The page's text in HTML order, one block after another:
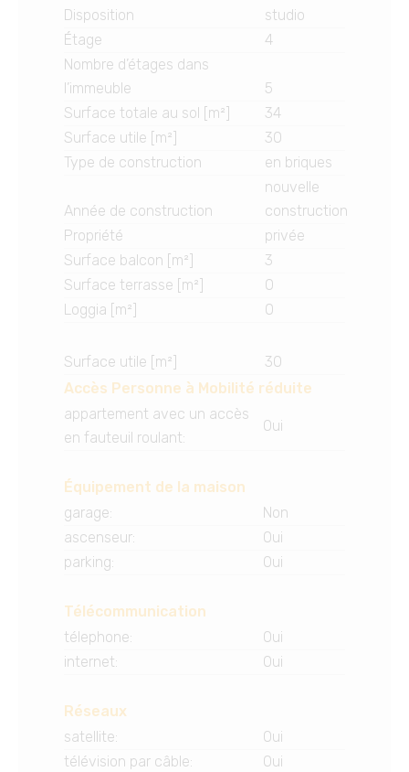
Disposition
studio
Étage
4
Nombre d’étages dans
l’immeuble
5
Surface totale au sol [m²]
34
Surface utile [m²]
30
Type de construction
en briques
Année de construction
nouvelle
construction
Propriété
privée
Surface balcon [m²]
3
Surface terrasse [m²]
0
Loggia [m²]
0
Surface utile [m²]
30
Accès Personne à Mobilité réduite
appartement avec un accès
en fauteuil roulant:
Oui
Équipement de la maison
garage:
Non
ascenseur:
Oui
parking: Oui
Télécommunication
télephone:
Oui
internet: Oui
Réseaux
satellite:
Oui
télévision par câble:
Oui